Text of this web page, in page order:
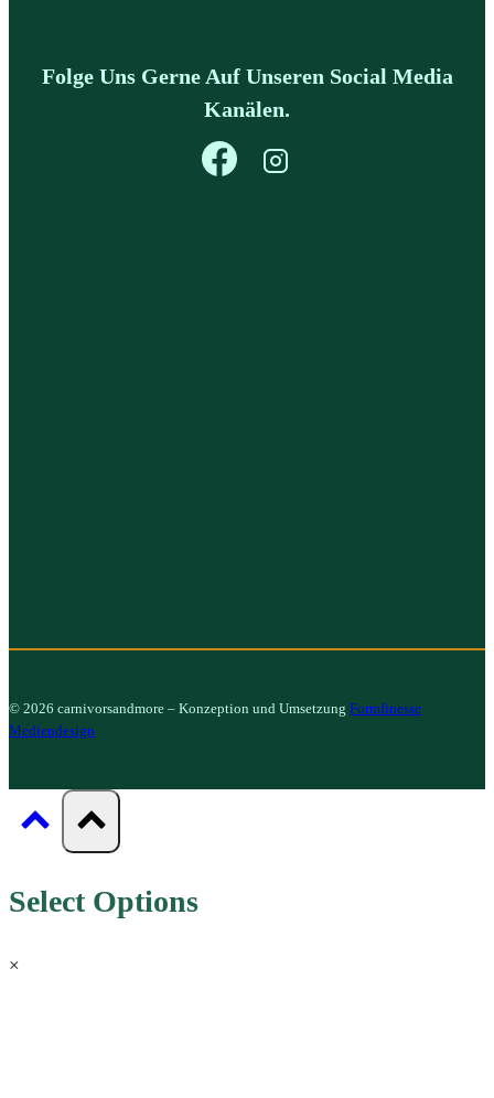
Folge Uns Gerne Auf Unseren Social Media
Kanälen.
© 2026 carnivorsandmore – Konzeption und Umsetzung Formfinesse
Mediendesign
Select Options
×